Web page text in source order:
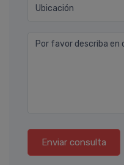
Ubicación
Por favor describa en
Enviar consulta